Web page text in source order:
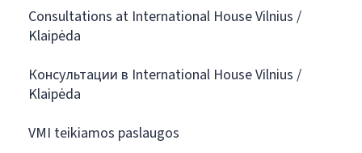
Consultations at International House Vilnius /
Klaipėda
Консультации в International House Vilnius /
Klaipėda
VMI teikiamos paslaugos